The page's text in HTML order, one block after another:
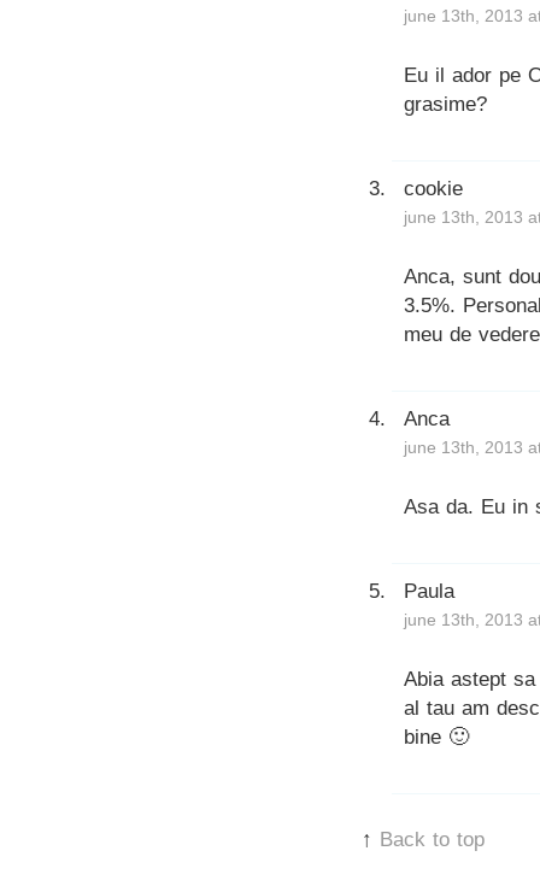
june 13th, 2013
Eu il ador pe
grasime?
cookie
june 13th, 2013
Anca, sunt
3.5%.
meu de
Anca
june 13th, 2013
Asa da. Eu in
Paula
june 13th, 2013
Abia astept
al tau am
bine 🙂
↑ Back to top